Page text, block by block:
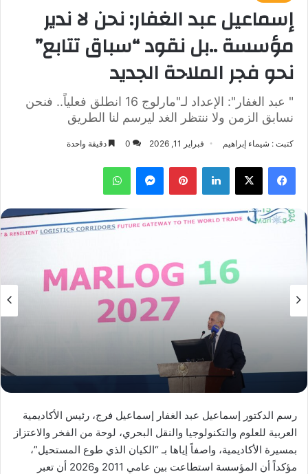
إسماعيل عبد الغفار: نحن لا ندير
مؤسسة ..بل نقود “سباق تتابع”
نحو فجر الملاحة الجديد
" عبد الغفار": الإعداد لـ"مارلوج 16 انطلق فعلياً.. فنحن
نسابق الزمن ولا ننتظر الغد ليرسم لنا الطريق
كتبت : شيماء إبراهيم فبراير 11, 2026 0 دقيقة واحدة
فيسبوك ‫X لينكدإن بينتيريستماسنجر واتساب
رسم الدكتور إسماعيل عبد الغفار إسماعيل فرج، رئيس الأكاديمية
العربية للعلوم والتكنولوجيا والنقل البحري، لوحة من الفخر والاعتزاز
بمسيرة الأكاديمية، واصفاً إياها بـ “الكيان الذي طوع المستحيل”،
مؤكداً أن المؤسسة استطاعت بين عامي 2011 و2026 أن تعبر